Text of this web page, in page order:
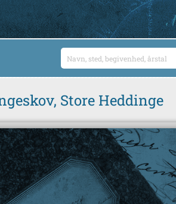
Store Heddinge